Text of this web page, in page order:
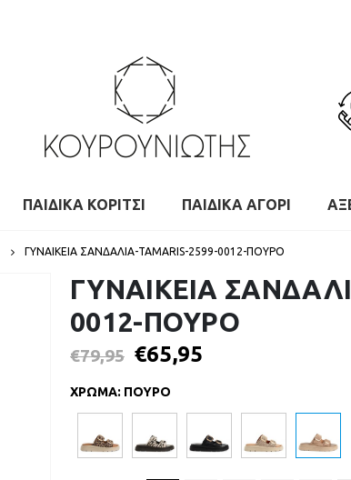
ΠΑΙΔΙΚΑ ΚΟΡΙΤΣΙ ΠΑΙΔΙΚΑ ΑΓΟΡΙ
ΓΥΝΑΙΚΕΙΑ ΣΑΝΔΑΛΙΑ-TAMARIS-2599-0012-ΠΟΥΡΟ
ΓΥΝΑΙΚΕΙΑ
0012-ΠΟΥΡΟ
€79,95 €65,95
ΧΡΩΜΑ: ΠΟΥΡΟ